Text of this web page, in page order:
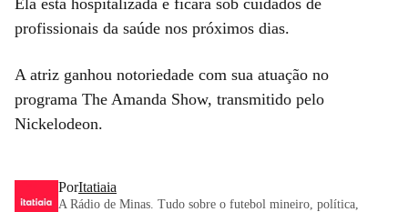
profissionais da saúde nos próximos dias.
A atriz ganhou notoriedade com sua atuação no
programa The Amanda Show, transmitido pelo
Nickelodeon.
PorItatiaia
A Rádio de Minas. Tudo sobre o futebol mineiro, política,